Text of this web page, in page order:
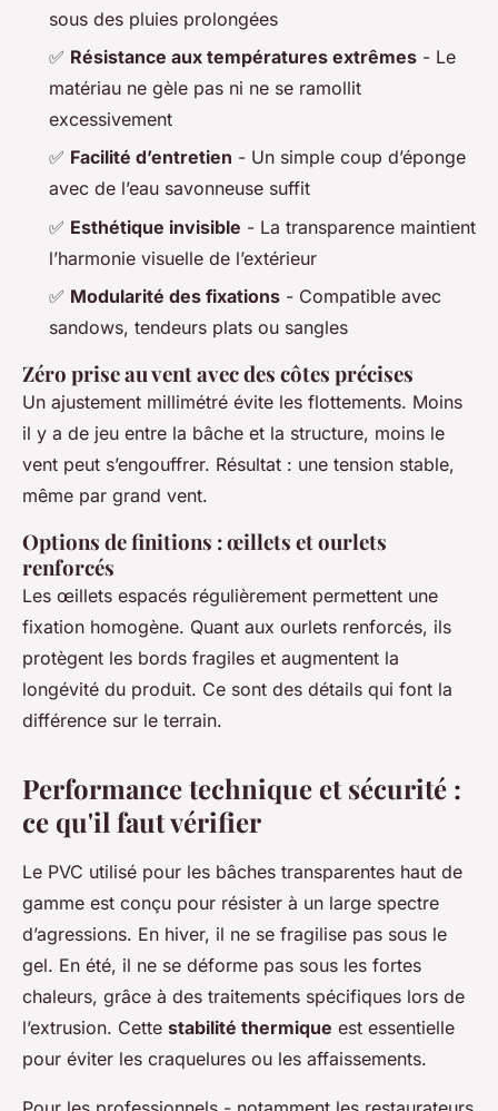
sous des pluies prolongées
✅ Résistance aux températures extrêmes - Le
matériau ne gèle pas ni ne se ramollit
excessivement
✅ Facilité d’entretien - Un simple coup d’éponge
avec de l’eau savonneuse suffit
✅ Esthétique invisible - La transparence maintient
l’harmonie visuelle de l’extérieur
✅ Modularité des fixations - Compatible avec
sandows, tendeurs plats ou sangles
Zéro prise au vent avec des côtes précises
Un ajustement millimétré évite les flottements. Moins
il y a de jeu entre la bâche et la structure, moins le
vent peut s’engouffrer. Résultat : une tension stable,
même par grand vent.
Options de finitions : œillets et ourlets
renforcés
Les œillets espacés régulièrement permettent une
fixation homogène. Quant aux ourlets renforcés, ils
protègent les bords fragiles et augmentent la
longévité du produit. Ce sont des détails qui font la
différence sur le terrain.
Performance technique et sécurité :
ce qu'il faut vérifier
Le PVC utilisé pour les bâches transparentes haut de
gamme est conçu pour résister à un large spectre
d’agressions. En hiver, il ne se fragilise pas sous le
gel. En été, il ne se déforme pas sous les fortes
chaleurs, grâce à des traitements spécifiques lors de
l’extrusion. Cette stabilité thermique est essentielle
pour éviter les craquelures ou les affaissements.